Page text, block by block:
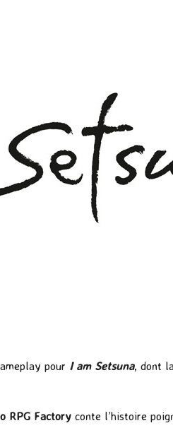
pour I am Setsuna, dont
RPG Factory conte l’histoire